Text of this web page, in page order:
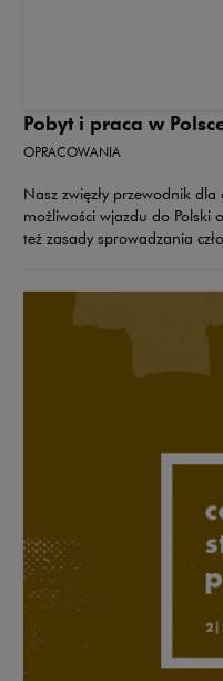
Pobyt i praca w
OPRACOWANIA
Nasz zwięzły przewodnik
możliwości wjazdu do Polski
też zasady sprowadzania